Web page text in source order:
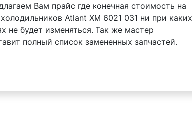
Вам прайс где конечная стоимость на
Atlant XM 6021 031 ни при каких
не будет изменяться. Так же мастер
полный список замененных запчастей.